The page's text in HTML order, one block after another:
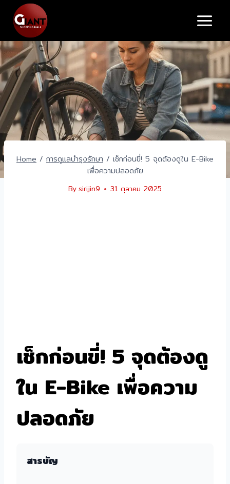
content
Home / การดูแลบำรุงรักษา / เช็กก่อนขี่! 5 จุดต้องดูใน E-Bike
เพื่อความปลอดภัย
Bysirijin9 31 ตุลาคม 2025
เช็กก่อนขี่! 5 จุดต้องดู
ใน E-Bike เพื่อความ
ปลอดภัย
สารบัญ